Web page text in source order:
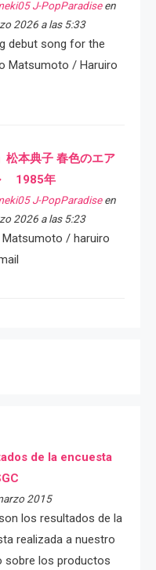
J-PopParadiseen
2026 a las 5:33
debut song for the
Matsumoto / Haruiro
松本典子 春色のエア
1985年
J-PopParadiseen
2026 a las 5:23
Matsumoto / haruiro
de la encuesta
2015
los resultados de la
realizada a nuestro
sobre los productos